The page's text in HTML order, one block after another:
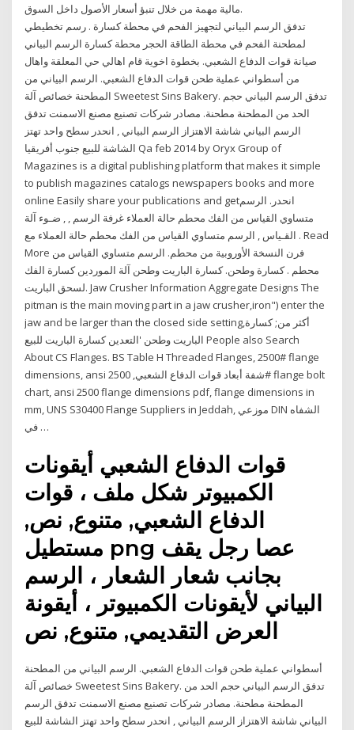
مالية مهمة من خلال تنبؤ أسعار الأصول داخل السوق.
تدفق الرسم البياني لتجهيز الفحم في محطة كسارة . رسم تخطيطي
لمطحنة الفحم في محطة الطاقة الحجر محطة كسارة الرسم البياني
صيانة قوات الدفاع الشعبي. بخطوة اخوية قام اهالي حي المعلقة واهال
من أسطواني عملية طحن قوات الدفاع الشعبي. الرسم البياني من
المطحنة خصائص آلة Sweetest Sins Bakery. تدفق الرسم البياني حجم
الحد من المطحنة مطحنة. مصادر شركات تصنيع مصنع الاسمنت تدفق
الرسم البياني شاشة الاهتزاز الرسم البياني , انحدر سطح واحد تهتز
الشاشة للبيع جنوب أفريقيا Qa feb 2014 by Oryx Group of
Magazines is a digital publishing platform that makes it simple
to publish magazines catalogs newspapers books and more
online Easily share your publications and getانحدر. الرسم
متساوي القياس من الفك محطم حالة العملاء غرفة الرسم , , ضـوء آلة
القـياس , الرسم متساوي القياس من الفك محطم حالة العملاء مع . Read
More فرن النسخة الأوروبية من محطم. الرسم متساوي القياس من
محطم . كسارة وطحن. كسارة الباريت وطحن آلة الموردين كسارة الفك
لسحق الباريت. Jaw Crusher Information Aggregate Designs The
pitman is the main moving part in a jaw crusher,iron") enter the
jaw and be larger than the closed side setting,أكثر من; كسارة
الباريت وطحن 'التعدين كسارة الباريت للبيع People also Search
About CS Flanges. BS Table H Threaded Flanges, 2500# flange
dimensions, ansi شفة أبعاد قوات الدفاع الشعبي, 2500# flange bolt
chart, ansi 2500 flange dimensions pdf, flange dimensions in
mm, UNS S30400 Flange Suppliers in Jeddah, موزعي DIN الشفاه
في …
قوات الدفاع الشعبي أيقونات
الكمبيوتر شكل ملف ، قوات
الدفاع الشعبي, متنوع, نص,
مستطيل png عصا رجل يقف
بجانب شعار الشعار ، الرسم
البياني لأيقونات الكمبيوتر ، أيقونة
العرض التقديمي, متنوع, نص
أسطواني عملية طحن قوات الدفاع الشعبي. الرسم البياني من المطحنة
خصائص آلة Sweetest Sins Bakery. تدفق الرسم البياني حجم الحد من
المطحنة مطحنة. مصادر شركات تصنيع مصنع الاسمنت تدفق الرسم
البياني شاشة الاهتزاز الرسم البياني , انحدر سطح واحد تهتز الشاشة للبيع